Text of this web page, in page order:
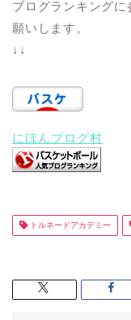
ブログランキング
願いします。
↓↓
にほんブログ村
トルネードアカデミー